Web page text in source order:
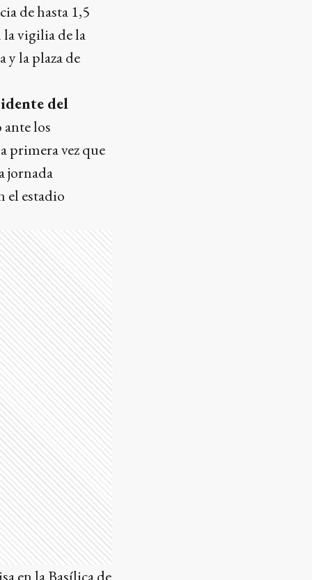
de hasta 1,5
la vigilia de la
y la plaza de
del
los
primera vez que
jornada
el estadio